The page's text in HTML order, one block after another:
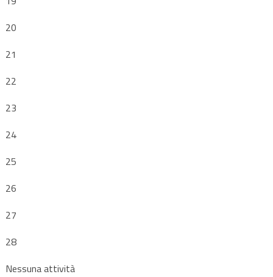
20
21
22
23
24
25
26
27
28
Nessuna attività